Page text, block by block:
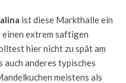
ist diese Markthalle ein
extrem saftigen
hier nicht zu spät am
auch anderes typisches
meistens als